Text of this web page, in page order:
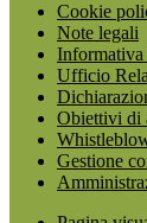
Cookie
Note legali
Ufficio
Obiettivi di
Gestione